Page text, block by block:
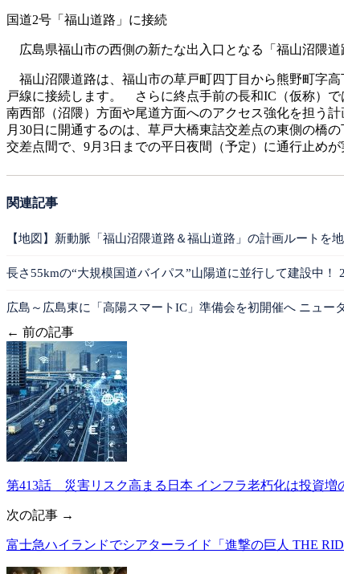
国道2号「福山道路」に接続
広島県福山市の西側の新たな出入口となる「福山沼隈道
福山沼隈道路は、福山市の草戸町四丁目から熊野町字
戸線に接続します。 さらに終点手前の長和IC（仮称）
南西部（沼隈）方面や尾道方面へのアクセス強化を担う
月30日に開通するのは、草戸大橋東詰交差点の東側の橋
交差点間で、9月3日までの平日夜間（予定）に通行止め
関連記事
【地図】新動脈「福山沼隈道路＆福山道路」の計画ルートを
長さ55kmの“大規模国道バイパス”山陽道に並行して建設中！
広島～広島東に「高陽スマートIC」準備会を初開催へ ニュー
← 前の記事
第413話 災害リスク高まる日本 インフラ老朽化は投資増
次の記事 →
富士急ハイランドでシアターライド「進撃の巨人 THE